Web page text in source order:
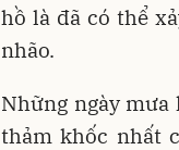
hồ là đã có thể
nhão.
Những ngày
thảm khốc nhất